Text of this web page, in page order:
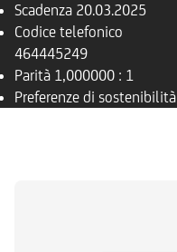
Scadenza 20.03.2025
Codice telefonico
464445249
Parità 1,000000 : 1
Preferenze di sostenibilità